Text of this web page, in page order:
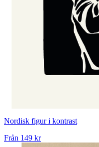
Nordisk figur i kontrast
Från 149 kr